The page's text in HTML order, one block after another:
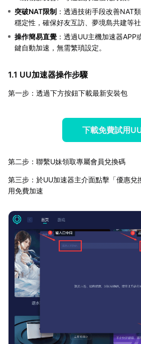
突破NAT限制 ：透過技術手段改善NAT
穩定性，確保好友互訪、夢境島共建等社
操作簡易直覺 ：透過UU主機加速器
鍵自動加速，無需繁瑣設定。
1.1 UU加速器操作步驟
第一步：透過下方按鈕下載最新安裝包
下載免費試用
第二步：聯繫U妹領取專屬會員兌換碼
第三步：於UU加速器主介面點擊「優惠兌
用免費加速